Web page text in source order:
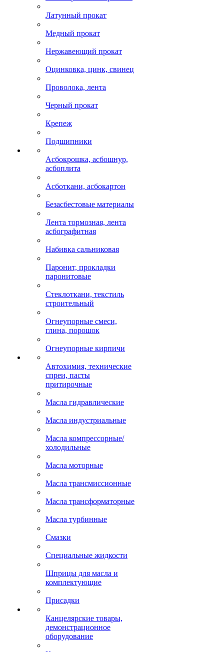
Латунный прокат
Медный прокат
Нержавеющий прокат
Оцинковка, цинк, свинец
Проволока, лента
Черный прокат
Крепеж
Подшипники
Асбокрошка, асбошнур,
асбоплита
Асботкани, асбокартон
Безасбестовые материалы
Лента тормозная, лента
асбографитная
Набивка сальниковая
Паронит, прокладки
паронитовые
Стеклоткани, текстиль
строительный
Огнеупорные смеси,
глина, порошок
Огнеупорные кирпичи
Автохимия, технические
спреи, пасты
притирочные
Масла гидравлические
Масла индустриальные
Масла компрессорные/
холодильные
Масла моторные
Масла трансмиссионные
Масла трансформаторные
Масла турбинные
Смазки
Специальные жидкости
Шприцы для масла и
комплектующие
Присадки
Канцелярские товары,
демонстрационное
оборудование